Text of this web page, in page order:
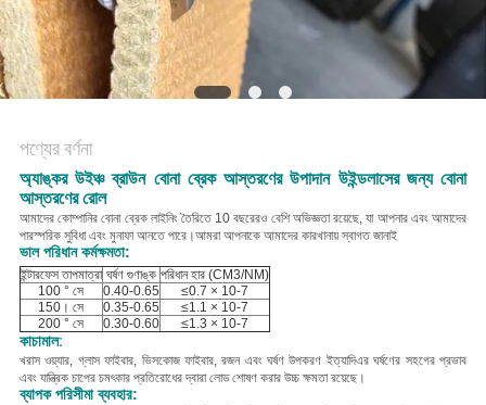
পণ্যের বর্ণনা
অ্যাঙ্কর উইঞ্চ ব্রাউন বোনা ব্রেক আস্তরণের উপাদান উইন্ডলাসের জন্য বোনা
আস্তরণের রোল
আমাদের কোম্পানির বোনা ব্রেক লাইনিং তৈরিতে 10 বছরেরও বেশি অভিজ্ঞতা রয়েছে, যা আপনার এবং আমাদের
পারস্পরিক সুবিধা এবং মুনাফা আনতে পারে।আমরা আপনাকে আমাদের কারখানায় স্বাগত জানাই
ভাল পরিধান কর্মক্ষমতা:
ইন্টারফেস তাপমাত্রা ঘর্ষণ গুণাঙ্ক পরিধান হার (CM3/NM)
100 ° সে
0.40-0.65
≤0.7 × 10-7
150। সে
0.35-0.65
≤1.1 × 10-7
200 ° সে
0.30-0.60 ≤1.3 × 10-7
কাচামাল:
খরাস ওয়্যার, গ্লাস ফাইবার, ভিসকোজ ফাইবার, রজন এবং ঘর্ষণ উপকরণ ইত্যাদিএর ঘর্ষণের সহগের প্রভাব
এবং যান্ত্রিক চাপের চমৎকার প্রতিরোধের দ্বারা লোড শোষণ করার উচ্চ ক্ষমতা রয়েছে।
ব্যাপক পরিসীমা ব্যবহার: